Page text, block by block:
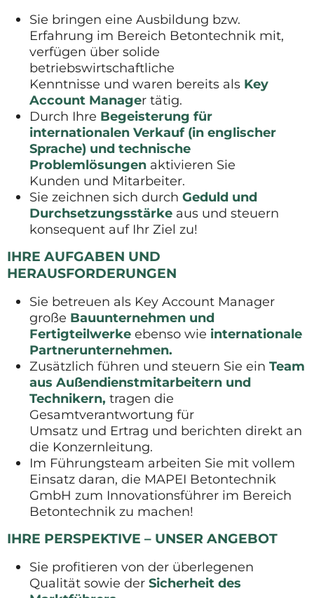
Sie bringen eine Ausbildung bzw.
Erfahrung im Bereich Betontechnik mit,
verfügen über solide
betriebswirtschaftliche
Kenntnisse und waren bereits als Key
Account Manager tätig.
Durch Ihre Begeisterung für
internationalen Verkauf (in englischer
Sprache) und technische
Problemlösungen aktivieren Sie
Kunden und Mitarbeiter.
Sie zeichnen sich durch Geduld und
Durchsetzungsstärke aus und steuern
konsequent auf Ihr Ziel zu!
IHRE AUFGABEN UND
HERAUSFORDERUNGEN
Sie betreuen als Key Account Manager
große Bauunternehmen und
Fertigteilwerke ebenso wie internationale
Partnerunternehmen.
Zusätzlich führen und steuern Sie ein Team
aus Außendienstmitarbeitern und
Technikern, tragen die
Gesamtverantwortung für
Umsatz und Ertrag und berichten direkt an
die Konzernleitung.
Im Führungsteam arbeiten Sie mit vollem
Einsatz daran, die MAPEI Betontechnik
GmbH zum Innovationsführer im Bereich
Betontechnik zu machen!
IHRE PERSPEKTIVE – UNSER ANGEBOT
Sie profitieren von der überlegenen
Qualität sowie der Sicherheit des